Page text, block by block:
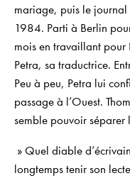
mariage, puis le
1984. Parti à Berlin
mois en travaillant
Petra, sa traductrice.
Peu à peu, Petra lui
passage à l’Ouest.
semble pouvoir
» Quel diable
longtemps tenir son